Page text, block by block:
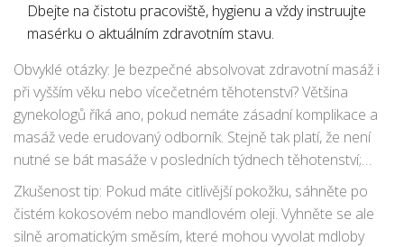
Dbejte na čistotu pracoviště, hygienu a vždy instruujte
masérku o aktuálním zdravotním stavu.
Obvyklé otázky: Je bezpečné absolvovat zdravotní masáž i
při vyšším věku nebo vícečetném těhotenství? Většina
gynekologů říká ano, pokud nemáte zásadní komplikace a
masáž vede erudovaný odborník. Stejně tak platí, že není
nutné se bát masáže v posledních týdnech těhotenství;
někdy dokonce masérky přípravnou „masáž na porod“
doporučují k uvolnění svalů a snížení úzkosti z termínu.
Některá města, včetně Prahy, Brna nebo i Českého
Zkušenost tip: Pokud máte citlivější pokožku, sáhněte po
čistém kokosovém nebo mandlovém oleji. Vyhněte se ale
silně aromatickým směsím, které mohou vyvolat mdloby